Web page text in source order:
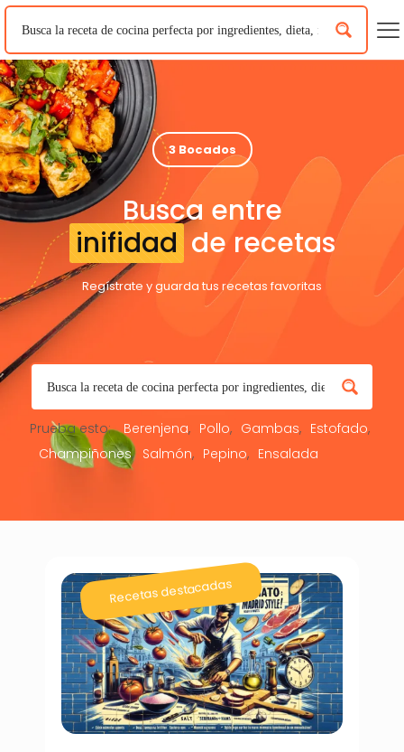
3 Bocados
Busca entre
inifidad de recetas
Regístrate y guarda tus recetas favoritas
Prueba esto: Berenjena Pollo Gambas
Estofado
Champiñones
Salmón Pepino Ensalada
Recetas destacadas